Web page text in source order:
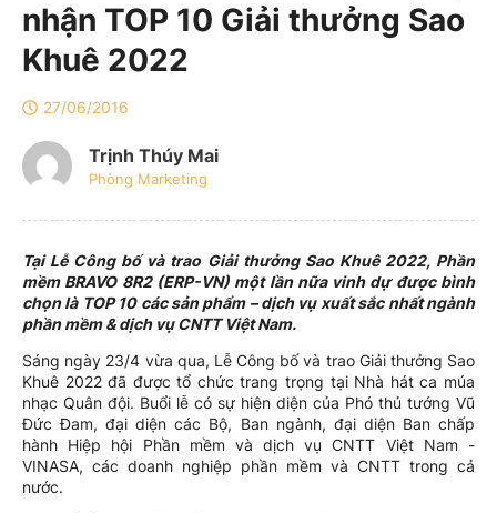
nhận TOP 10 Giải thưởng Sao
Khuê 2022
27/06/2016
Trịnh Thúy Mai
Phòng Marketing
Tại Lễ Công bố và trao Giải thưởng Sao Khuê 2022, Phần
mềm BRAVO 8R2 (ERP-VN) một lần nữa vinh dự được bình
chọn là TOP 10 các sản phẩm – dịch vụ xuất sắc nhất ngành
phần mềm & dịch vụ CNTT Việt Nam.
Sáng ngày 23/4 vừa qua, Lễ Công bố và trao Giải thưởng Sao
Khuê 2022 đã được tổ chức trang trọng tại Nhà hát ca múa
nhạc Quân đội. Buổi lễ có sự hiện diện của Phó thủ tướng Vũ
Đức Đam, đại diện các Bộ, Ban ngành, đại diện Ban chấp
hành Hiệp hội Phần mềm và dịch vụ CNTT Việt Nam -
VINASA, các doanh nghiệp phần mềm và CNTT trong cả
nước.